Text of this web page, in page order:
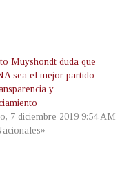
Muyshondt duda que
sea el mejor partido
y
7 diciembre 2019 9:54 AM